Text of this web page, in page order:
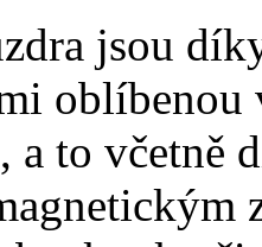
jsou
oblíbenou
a to včetně